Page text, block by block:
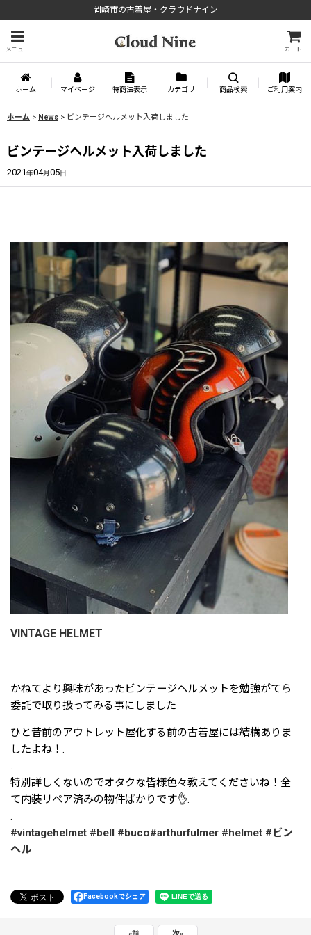
岡崎市の古着屋・クラウドナイン
メニュー カート
ホーム マイページ 特商法表示 カテゴリ 商品検索 ご利用案内
ホーム > News > ビンテージヘルメット入荷しました
ビンテージヘルメット入荷しました
2021年04月05日
VINTAGE HELMET
かねてより興味があったビンテージヘルメットを勉強がてら
委託で取り扱ってみる事にしました
ひと昔前のアウトレット屋化する前の古着屋には結構ありま
したよね！.
.
特別詳しくないのでオタクな皆様色々教えてくださいね！全
て内装リペア済みの物件ばかりです👌.
.
#vintagehelmet #bell #buco#arthurfulmer #helmet #ビン
ヘル
Facebookでシェア